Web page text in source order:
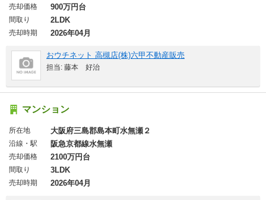
売却価格 900万円台
間取り 2LDK
売却時期 2026年04月
おウチネット 高槻店(株)六甲不動産販売
担当: 藤本 好治
マンション
所在地 大阪府三島郡島本町水無瀬２
沿線・駅 阪急京都線水無瀬
売却価格 2100万円台
間取り 3LDK
売却時期 2026年04月